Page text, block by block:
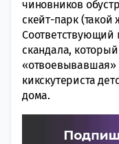
чиновников
скейт-парк (такой
Соответствующий
скандала,
«отвоевывавшая»
кикскутериста
дома.